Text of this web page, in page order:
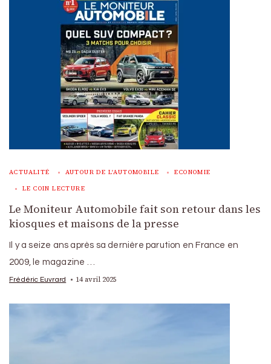
ACTUALITÉ AUTOUR DE L'AUTOMOBILE ECONOMIE
LE COIN LECTURE
Le Moniteur Automobile fait son retour dans les
kiosques et maisons de la presse
Il y a seize ans après sa dernière parution en France en
2009, le magazine …
Frédéric Euvrard 14 avril 2025